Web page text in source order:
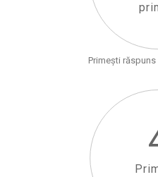
Primești